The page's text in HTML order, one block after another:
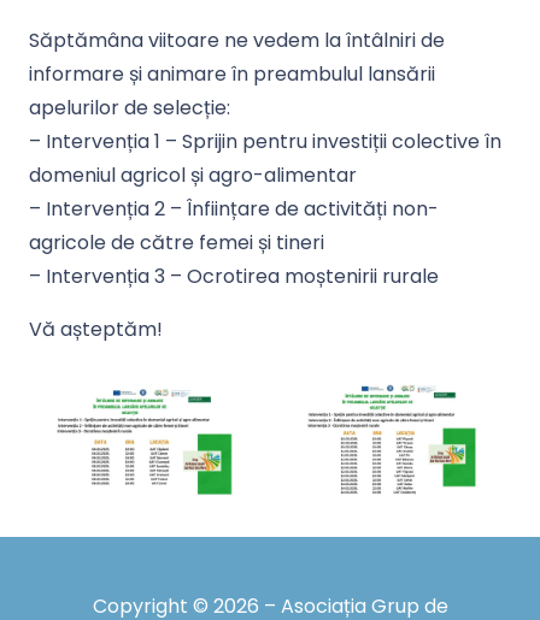
Săptămâna viitoare ne vedem la întâlniri de
informare și animare în preambulul lansării
apelurilor de selecție:
– Intervenția 1 – Sprijin pentru investiții colective în
domeniul agricol și agro-alimentar
– Intervenția 2 – Înființare de activități non-
agricole de către femei și tineri
– Intervenția 3 – Ocrotirea moștenirii rurale
Vă așteptăm!
Copyright © 2026 – Asociația Grup de